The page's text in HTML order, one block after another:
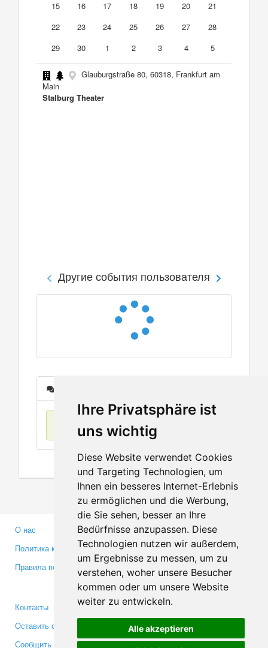
Ihre Privatsphäre ist
uns wichtig
Diese Website verwendet Cookies
und Targeting Technologien, um
Ihnen ein besseres Internet-Erlebnis
zu ermöglichen und die Werbung,
die Sie sehen, besser an Ihre
Bedürfnisse anzupassen. Diese
Technologien nutzen wir außerdem,
um Ergebnisse zu messen, um zu
verstehen, woher unsere Besucher
kommen oder um unsere Website
weiter zu entwickeln.
Alle akzeptieren
15
16 17 18 19 20
21
22
23 24 25 26 27
28
29
30 1 2 3 4 5
Glauburgstraße 80, 60318, Frankfurt am
Main
Stalburg Theater
Другие события пользователя
О нас
Политика конфиденциальности
Правила пользования
Партнерам
Инвесторам
Медиа
Контакты
Оставить отзыв
Сообщить об ошибке
Facebook
Twitter
YouTube